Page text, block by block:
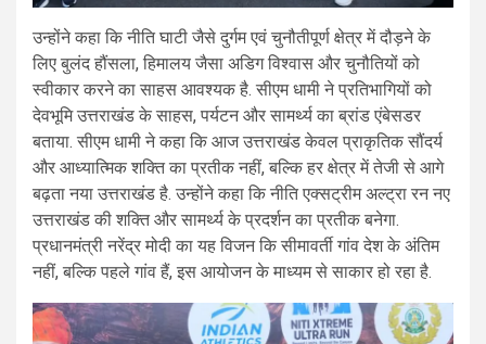
उन्होंने कहा कि नीति घाटी जैसे दुर्गम एवं चुनौतीपूर्ण क्षेत्र में दौड़ने के
लिए बुलंद हौंसला, हिमालय जैसा अडिग विश्वास और चुनौतियों को
स्वीकार करने का साहस आवश्यक है. सीएम धामी ने प्रतिभागियों को
देवभूमि उत्तराखंड के साहस, पर्यटन और सामर्थ्य का ब्रांड एंबेसडर
बताया. सीएम धामी ने कहा कि आज उत्तराखंड केवल प्राकृतिक सौंदर्य
और आध्यात्मिक शक्ति का प्रतीक नहीं, बल्कि हर क्षेत्र में तेजी से आगे
बढ़ता नया उत्तराखंड है. उन्होंने कहा कि नीति एक्सट्रीम अल्ट्रा रन नए
उत्तराखंड की शक्ति और सामर्थ्य के प्रदर्शन का प्रतीक बनेगा.
प्रधानमंत्री नरेंद्र मोदी का यह विजन कि सीमावर्ती गांव देश के अंतिम
नहीं, बल्कि पहले गांव हैं, इस आयोजन के माध्यम से साकार हो रहा है.